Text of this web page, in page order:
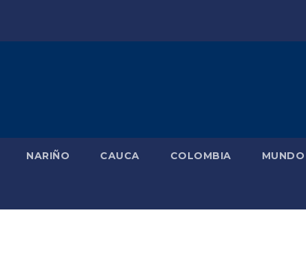
NARIÑO CAUCA COLOMBIA MUNDO